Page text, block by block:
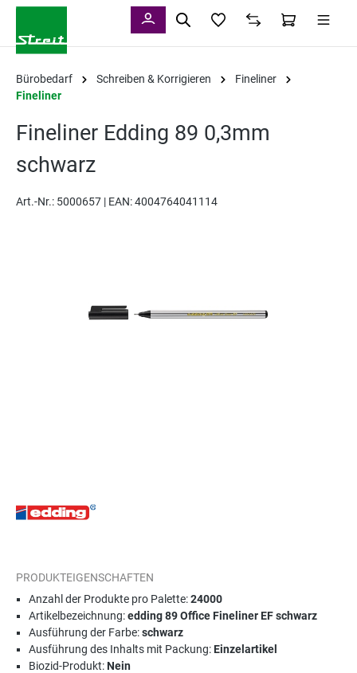
Bürobedarf Schreiben & Korrigieren
Fineliner
Fineliner
Fineliner Edding 89 0,3mm
schwarz
Art.-Nr.: 5000657 | EAN: 4004764041114
PRODUKTEIGENSCHAFTEN
Anzahl der Produkte pro Palette:24000
Artikelbezeichnung:edding 89 Office Fineliner EF schwarz
Ausführung der Farbe:schwarz
Ausführung des Inhalts mit Packung:Einzelartikel
Biozid-Produkt:Nein